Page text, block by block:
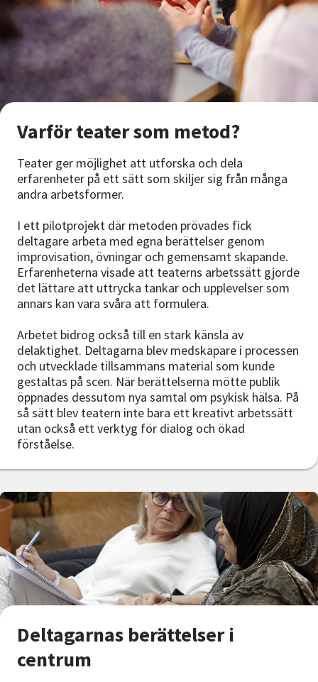
Nyheter
Avdelningar
Varför teater som metod?
Teater ger möjlighet att utforska och dela
erfarenheter på ett sätt som skiljer sig från många
andra arbetsformer.
I ett pilotprojekt där metoden prövades fick
deltagare arbeta med egna berättelser genom
improvisation, övningar och gemensamt skapande.
Erfarenheterna visade att teaterns arbetssätt gjorde
det lättare att uttrycka tankar och upplevelser som
annars kan vara svåra att formulera.
Arbetet bidrog också till en stark känsla av
delaktighet. Deltagarna blev medskapare i processen
och utvecklade tillsammans material som kunde
gestaltas på scen. När berättelserna mötte publik
öppnades dessutom nya samtal om psykisk hälsa. På
så sätt blev teatern inte bara ett kreativt arbetssätt
utan också ett verktyg för dialog och ökad
förståelse.
Deltagarnas berättelser i
centrum